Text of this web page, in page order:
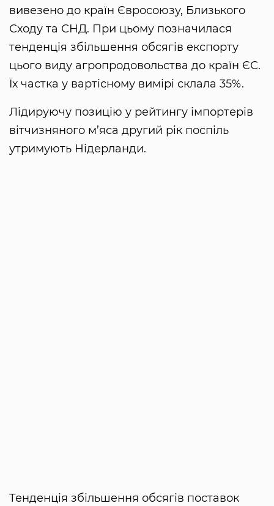
вивезено до країн Євросоюзу, Близького
Сходу та СНД. При цьому позначилася
тенденція збільшення обсягів експорту
цього виду агропродовольства до країн ЄС.
Їх частка у вартісному вимірі склала 35%.
Лідируючу позицію у рейтингу імпортерів
вітчизняного м’яса другий рік поспіль
утримують Нідерланди.
Тенденція збільшення обсягів поставок